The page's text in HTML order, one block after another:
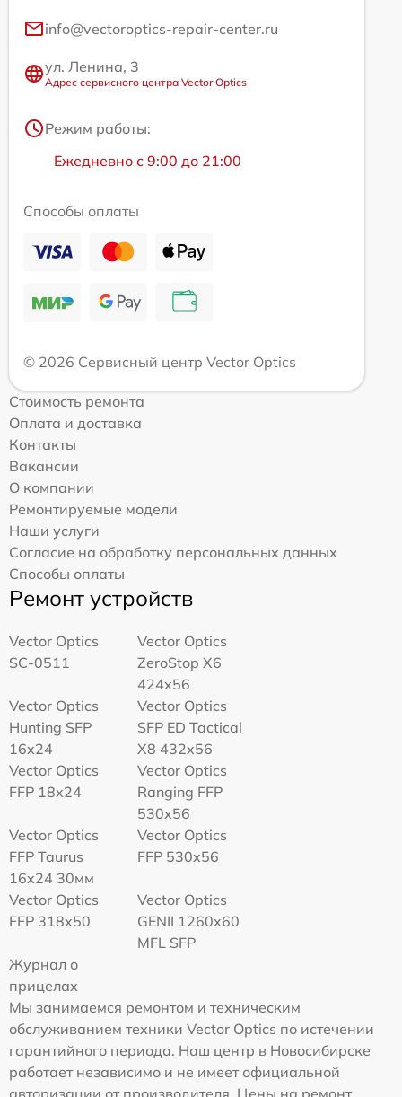
info@vectoroptics-repair-center.ru
ул. Ленина, 3
Адрес сервисного центра Vector Optics
Режим работы:
Ежедневно с 9:00 до 21:00
Способы оплаты
© 2026 Сервисный центр Vector Optics
Стоимость ремонта
Оплата и доставка
Контакты
Вакансии
О компании
Ремонтируемые модели
Наши услуги
Согласие на обработку персональных данных
Способы оплаты
Ремонт устройств
Vector Optics
SC-0511
Vector Optics
ZeroStop X6
424x56
Vector Optics
Hunting SFP
16x24
Vector Optics
SFP ED Tactical
X8 432x56
Vector Optics
FFP 18x24
Vector Optics
Ranging FFP
530x56
Vector Optics
FFP Taurus
16x24 30мм
Vector Optics
FFP 530x56
Vector Optics
FFP 318x50
Vector Optics
GENII 1260x60
MFL SFP
Журнал о
прицелах
Мы занимаемся ремонтом и техническим
обслуживанием техники Vector Optics по истечении
гарантийного периода. Наш центр в Новосибирске
работает независимо и не имеет официальной